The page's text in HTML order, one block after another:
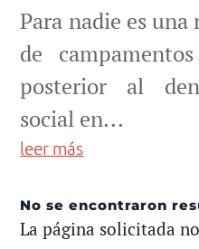
Para nadie es
de
posterior al
social en...
leer más
No se encontraron
La página solicitada